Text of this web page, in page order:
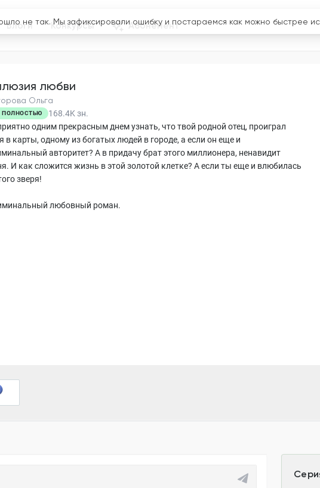
Блоги Конкурсы Абонемент
любви
Ольга
ПОЛНОСТЬЮ 168.4K зн.
одним прекрасным днем узнать, что твой родной отец, проиграл
в карты, одному из богатых людей в городе, а если он еще и
авторитет? А в придачу брат этого миллионера, ненавидит
И как сложится жизнь в этой золотой клетке? А если ты еще и влюбилась
зверя!
любовный роман.